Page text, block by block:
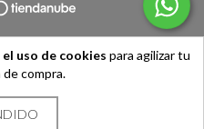
uso de cookies para agilizar tu
compra.